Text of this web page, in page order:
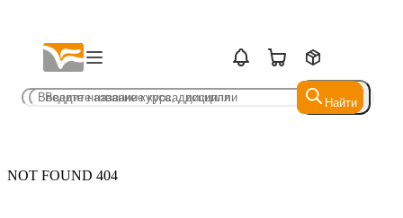
Найти
Найти
NOT FOUND 404